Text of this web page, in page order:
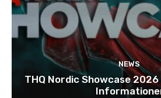
NEWS
THQ Nordic Showcase